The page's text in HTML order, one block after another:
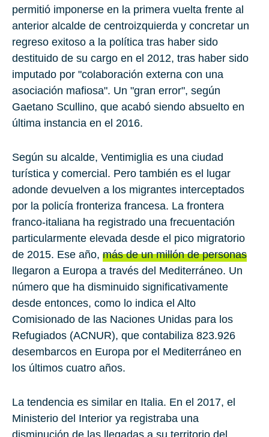
permitió imponerse en la primera vuelta frente al
anterior alcalde de centroizquierda y concretar un
regreso exitoso a la política tras haber sido
destituido de su cargo en el 2012, tras haber sido
imputado por "colaboración externa con una
asociación mafiosa". Un "gran error", según
Gaetano Scullino, que acabó siendo absuelto en
última instancia en el 2016.
Según su alcalde, Ventimiglia es una ciudad
turística y comercial. Pero también es el lugar
adonde devuelven a los migrantes interceptados
por la policía fronteriza francesa. La frontera
franco-italiana ha registrado una frecuentación
particularmente elevada desde el pico migratorio
de 2015. Ese año, más de un millón de personas
llegaron a Europa a través del Mediterráneo. Un
número que ha disminuido significativamente
desde entonces, como lo indica el Alto
Comisionado de las Naciones Unidas para los
Refugiados (ACNUR), que contabiliza 823.926
desembarcos en Europa por el Mediterráneo en
los últimos cuatro años.
La tendencia es similar en Italia. En el 2017, el
Ministerio del Interior ya registraba una
disminución de las llegadas a su territorio del